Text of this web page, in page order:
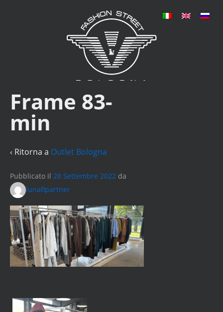
Frame 83-
min
‹ Ritorna a Outlet Bologna
Pubblicato il 28 Settembre 2022 da
lunaflpartner